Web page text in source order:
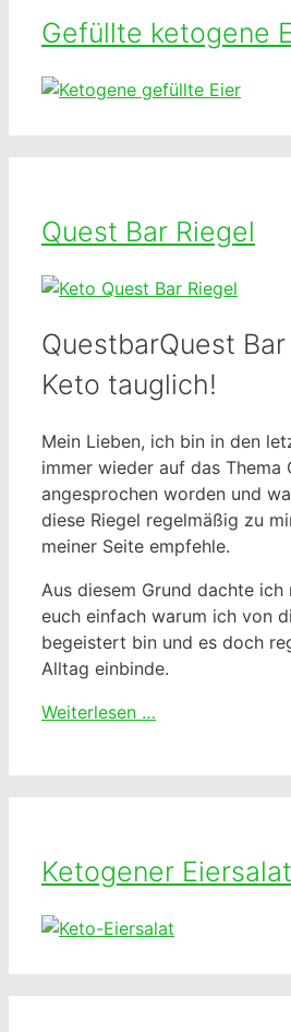
Gefüllte ketogene
Quest Bar Riegel
QuestbarQuest
Keto tauglich!
Mein Lieben, ich bin in den
immer wieder auf das Thema
angesprochen worden und
diese Riegel regelmäßig zu
meiner Seite empfehle.
Aus diesem Grund dachte ich
euch einfach warum ich von
begeistert bin und es doch
Alltag einbinde.
Weiterlesen …
Ketogener Eiersalat